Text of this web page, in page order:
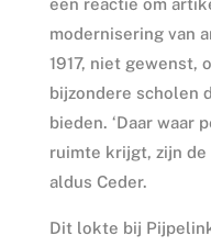
een reactie om
modernisering van
1917, niet gewenst,
bijzondere scholen
bieden. ‘Daar waar
ruimte krijgt, zijn de
aldus Ceder.
Dit lokte bij